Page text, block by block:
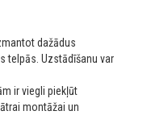
dažādus
telpās. Uzstādīšanu var
ir viegli piekļūt
montāžai un